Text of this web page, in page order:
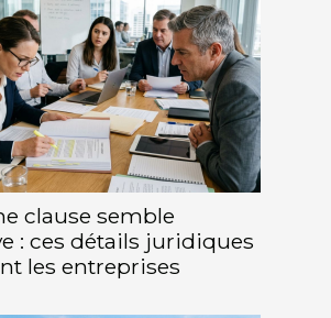
clause semble
: ces détails juridiques
les entreprises